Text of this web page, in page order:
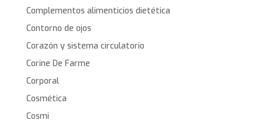
Complementos alimenticios dietética
Contorno de ojos
Corazón y sistema circulatorio
Corine De Farme
Corporal
Cosmética
Cosmi